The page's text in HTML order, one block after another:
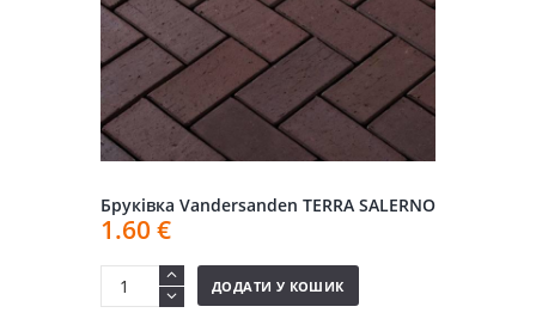
Бруківка Vandersanden TERRA SALERNO
1.60 €
ДОДАТИ У КОШИК